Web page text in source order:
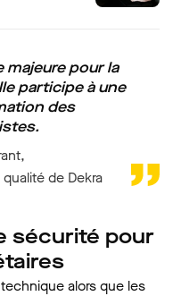
majeure pour la
participe à une
des
de Dekra
sécurité pour
alors que les